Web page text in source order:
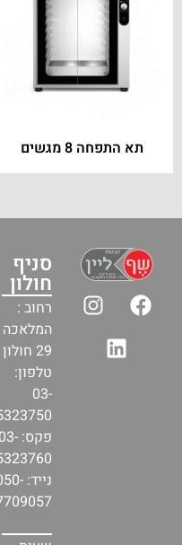
תא התפחה 8 מגשים
סניף
חולון
רחוב :
המלאכה
29 חולון
טלפון:
03-
5323750
פקס: 03-
5323760
נייד: 050-
7709057